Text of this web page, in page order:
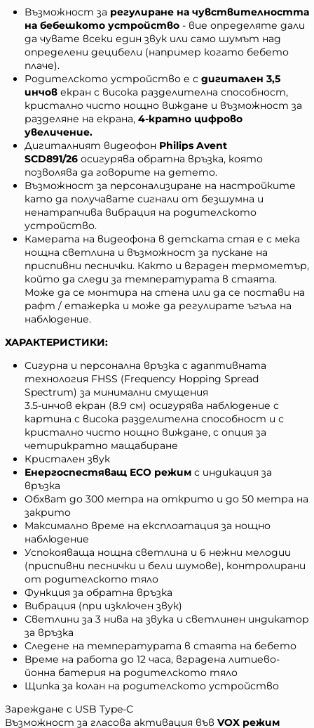
Възможност за регулиране на чувствителността
на бебешкото устройство - вие определяте дали
да чувате всеки един звук или само шумът над
определени децибели (например когато бебето
плаче).
Родителското устройство е с дигитален 3,5
инчов екран с висока разделителна способност,
кристално чисто нощно виждане и възможност за
разделяне на екрана, 4-кратно цифрово
увеличение.
Дигиталният видеофон Philips Avent
SCD891/26 осигурява обратна връзка, която
позволява да говорите на детето.
Възможност за персонализиране на настройките
като да получавате сигнали от безшумна и
ненатрапчива вибрация на родителското
устройство.
Камерата на видеофона в детската стая е с мека
нощна светлина и възможност за пускане на
приспивни песнички. Както и вграден термометър,
който да следи за температурата в стаята.
Може да се монтира на стена или да се постави на
рафт / етажерка и може да регулирате ъгъла на
наблюдение.
ХАРАКТЕРИСТИКИ:
Сигурна и персонална връзка с адаптивната
технология FHSS (Frequency Hopping Spread
Spectrum) за минимални смущения
3.5-инчов екран (8.9 см) осигурява наблюдение с
картина с висока разделителна способност и с
кристално чисто нощно виждане, с опция за
четирикратно мащабиране
Кристален звук
Енергоспестяващ ECO режим с индикация за
връзка
Обхват до 300 метра на открито и до 50 метра на
закрито
Максимално време на експлоатация за нощно
наблюдение
Успокояваща нощна светлина и 6 нежни мелодии
(приспивни песнички и бели шумове), контролирани
от родителското тяло
Функция за обратна връзка
Вибрация (при изключен звук)
Светлини за 3 нива на звука и светлинен индикатор
за връзка
Следене на температурата в стаята на бебето
Време на работа до 12 часа, вградена литиево-
йонна батерия на родителското тяло
Щипка за колан на родителското устройство
Зареждане с USB Type-C
Възможност за гласова активация във VOX режим